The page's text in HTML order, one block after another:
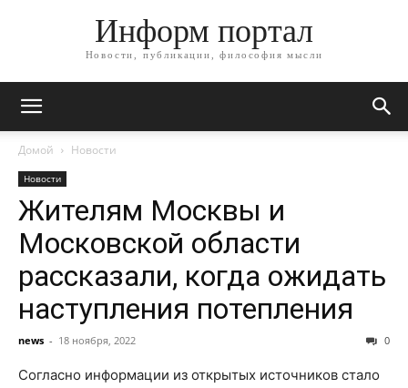
Информ портал
Новости, публикации, философия мысли
Домой Новости
Новости
Жителям Москвы и
Московской области
рассказали, когда ожидать
наступления потепления
news - 18 ноября, 2022 0
Согласно информации из открытых источников стало